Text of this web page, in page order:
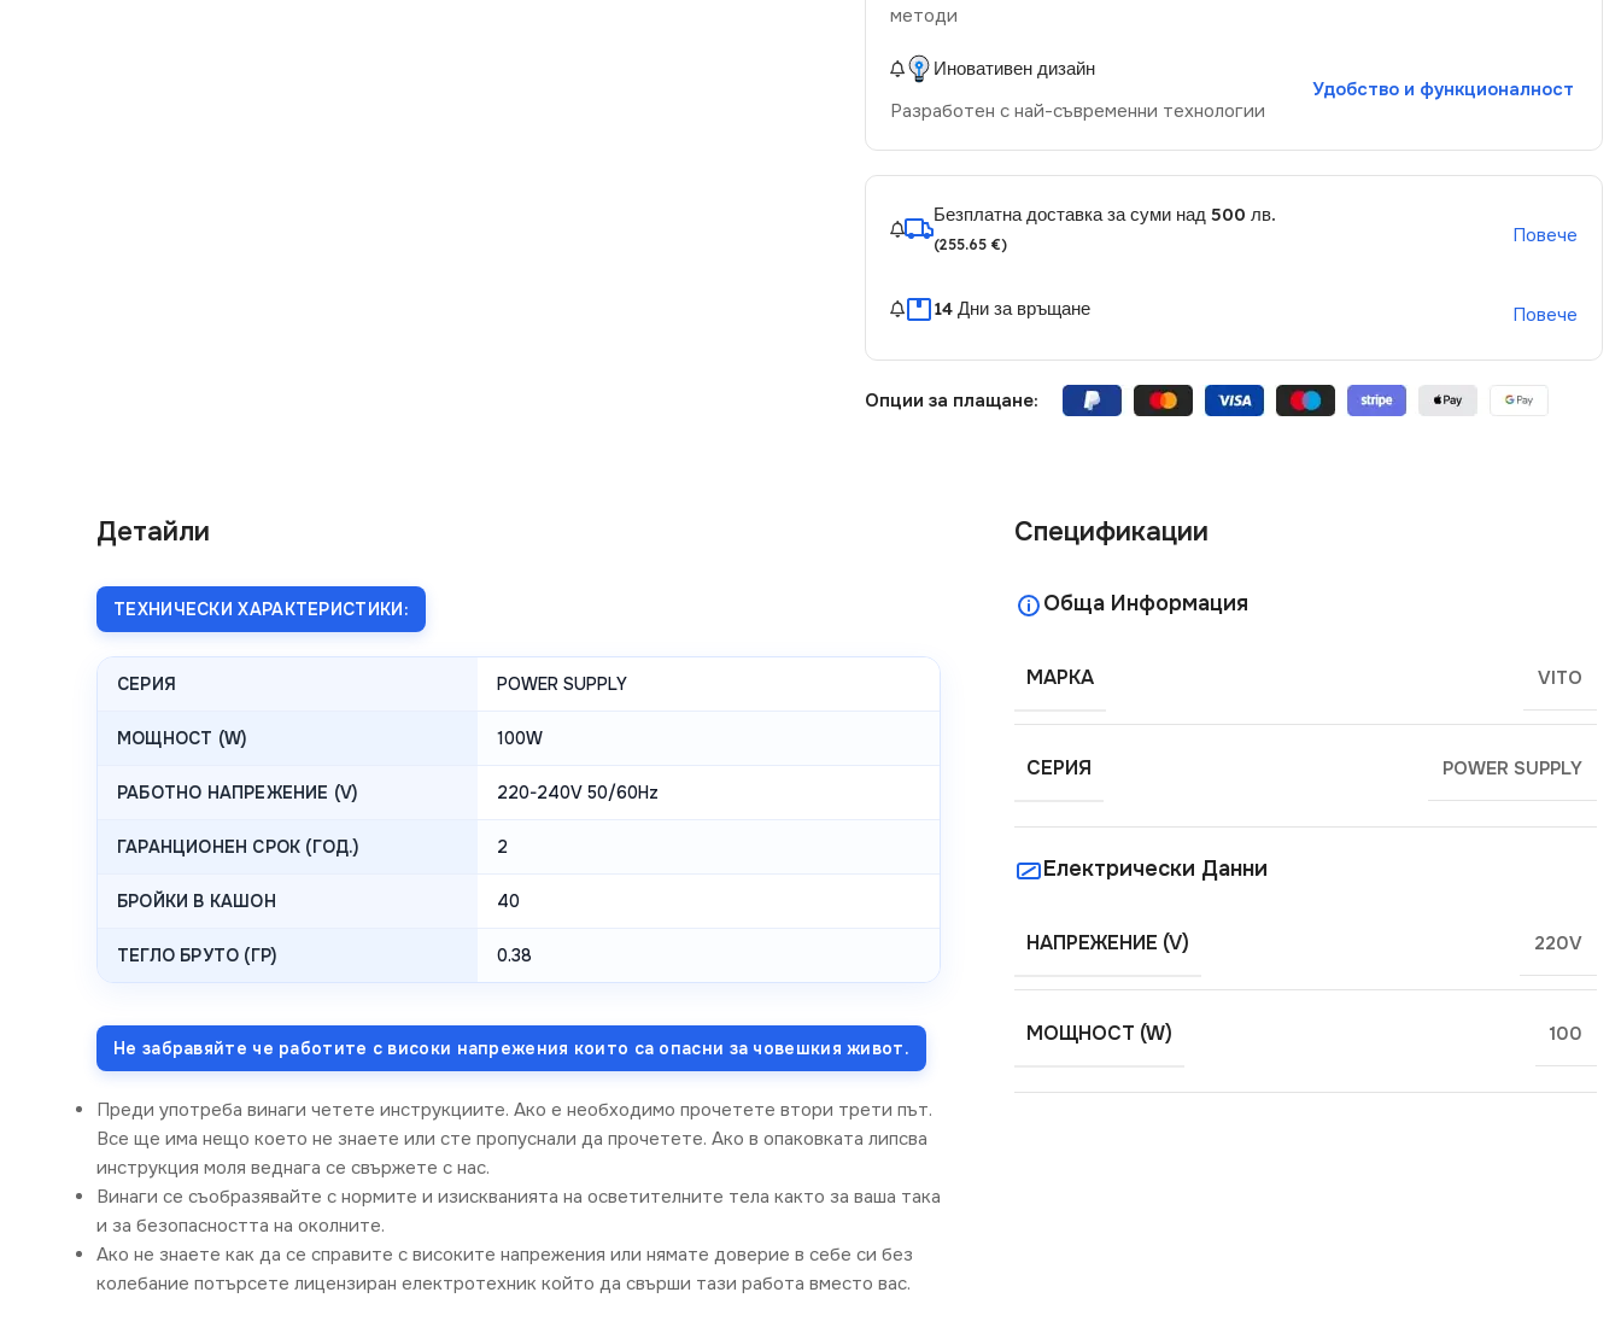
методи
Иновативен дизайн
Разработен с най-съвременни технологии
Удобство и функционалност
Безплатна доставка за суми над 500 лв.
(255.65 €) Повече
14 Дни за връщане Повече
Опции за плащане:
Детайли
ТЕХНИЧЕСКИ ХАРАКТЕРИСТИКИ:
СЕРИЯ POWER SUPPLY
МОЩНОСТ (W) 100W
РАБОТНО НАПРЕЖЕНИЕ (V) 220-240V 50/60Hz
ГАРАНЦИОНЕН СРОК (ГОД.) 2
БРОЙКИ В КАШОН 40
ТЕГЛО БРУТО (ГР) 0.38
Не забравяйте че работите с високи напрежения които са опасни за човешкия живот.
Преди употреба винаги четете инструкциите. Ако е необходимо прочетете втори трети път.
Все ще има нещо което не знаете или сте пропуснали да прочетете. Ако в опаковката липсва
инструкция моля веднага се свържете с нас.
Винаги се съобразявайте с нормите и изискванията на осветителните тела както за ваша така
и за безопасността на околните.
Ако не знаете как да се справите с високите напрежения или нямате доверие в себе си без
колебание потърсете лицензиран електротехник който да свърши тази работа вместо вас.
Спецификации
Обща Информация
МАРКА VITO
СЕРИЯ POWER SUPPLY
Електрически Данни
НАПРЕЖЕНИЕ (V) 220V
МОЩНОСТ (W) 100